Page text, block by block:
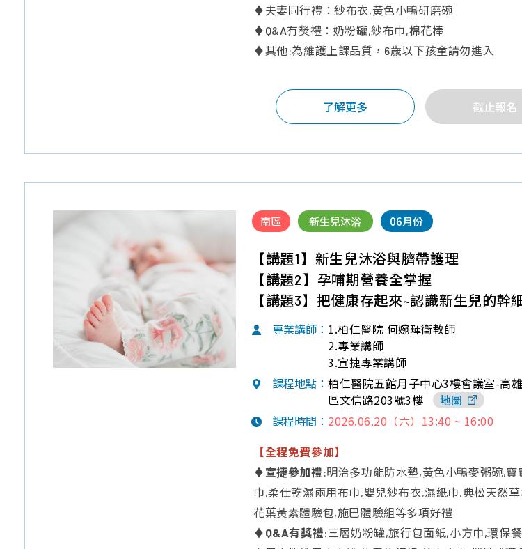
♦夫妻同行禮：紗布衣,黃色小鴨研磨碗
♦Q&A有獎禮：奶粉罐,紗布巾,棉花棒
♦其他:為維護上課品質，6歲以下孩童請勿進入
了解更多 截止報名
南區 新生兒沐浴 06月份
【講題1】新生兒沐浴與臍帶護理
【講題2】孕哺期營養全掌握
【講題3】把健康存起來~認識新生兒的幹
專業講師： 1.柏仁醫院 何婉琿衛教師
2.專業講師
3.宣捷專業講師
課程地點： 柏仁醫院五館月子中心3樓會議室-高
區文信路203號3樓
地圖
課程時間： 2026.06.20（六）13:40 ~ 16:00
【全程免費參加】
♦ 宣捷參加禮 :明治多功能防水墊,黃色小鴨麥粥碗,寶
巾,柔仕乾濕兩用布巾,嬰兒紗布衣,濕紙巾,典松天然
花葉黃素體驗包,施巴體驗組等多項好禮
♦ Q&A有獎禮:三層奶粉罐,旅行包面紙,小方巾,環保